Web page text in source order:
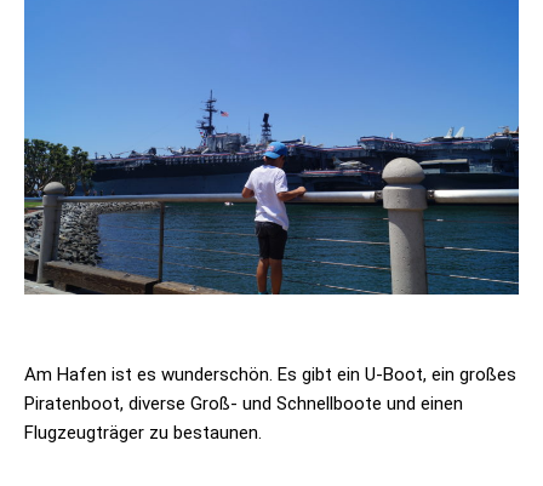
Am Hafen ist es wunderschön. Es gibt ein U-Boot, ein großes
Piratenboot, diverse Groß- und Schnellboote und einen
Flugzeugträger zu bestaunen.